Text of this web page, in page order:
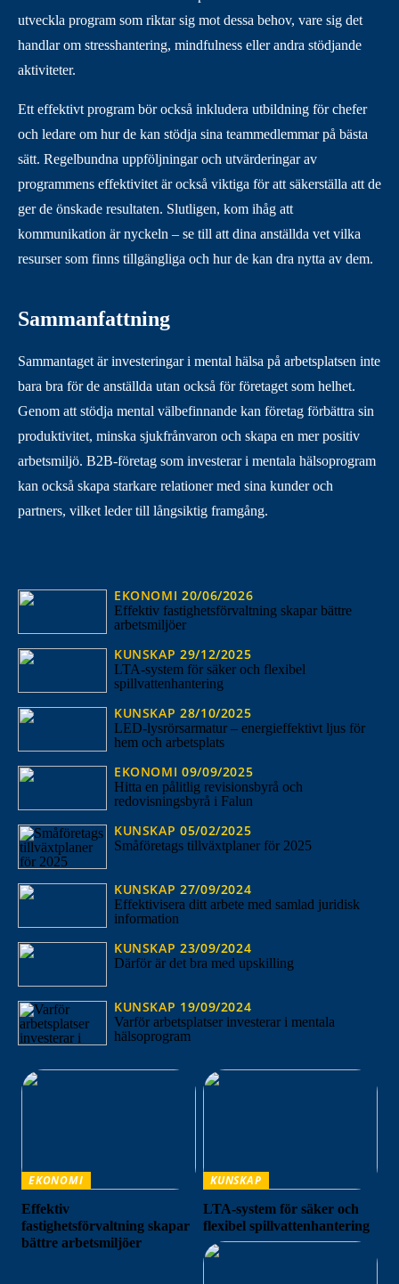
utveckla program som riktar sig mot dessa behov, vare sig det
handlar om stresshantering, mindfulness eller andra stödjande
aktiviteter.
Ett effektivt program bör också inkludera utbildning för chefer
och ledare om hur de kan stödja sina teammedlemmar på bästa
sätt. Regelbundna uppföljningar och utvärderingar av
programmens effektivitet är också viktiga för att säkerställa att de
ger de önskade resultaten. Slutligen, kom ihåg att
kommunikation är nyckeln – se till att dina anställda vet vilka
resurser som finns tillgängliga och hur de kan dra nytta av dem.
Sammanfattning
Sammantaget är investeringar i mental hälsa på arbetsplatsen inte
bara bra för de anställda utan också för företaget som helhet.
Genom att stödja mental välbefinnande kan företag förbättra sin
produktivitet, minska sjukfrånvaron och skapa en mer positiv
arbetsmiljö. B2B-företag som investerar i mentala hälsoprogram
kan också skapa starkare relationer med sina kunder och
partners, vilket leder till långsiktig framgång.
EKONOMI 20/06/2026
Effektiv fastighetsförvaltning skapar bättre
arbetsmiljöer
KUNSKAP 29/12/2025
LTA-system för säker och flexibel
spillvattenhantering
KUNSKAP 28/10/2025
LED-lysrörsarmatur – energieffektivt ljus för
hem och arbetsplats
EKONOMI 09/09/2025
Hitta en pålitlig revisionsbyrå och
redovisningsbyrå i Falun
KUNSKAP 05/02/2025
Småföretags tillväxtplaner för 2025
KUNSKAP 27/09/2024
Effektivisera ditt arbete med samlad juridisk
information
KUNSKAP 23/09/2024
Därför är det bra med upskilling
KUNSKAP 19/09/2024
Varför arbetsplatser investerar i mentala
hälsoprogram
EKONOMI
Effektiv
fastighetsförvaltning skapar
bättre arbetsmiljöer
KUNSKAP
LTA-system för säker och
flexibel spillvattenhantering